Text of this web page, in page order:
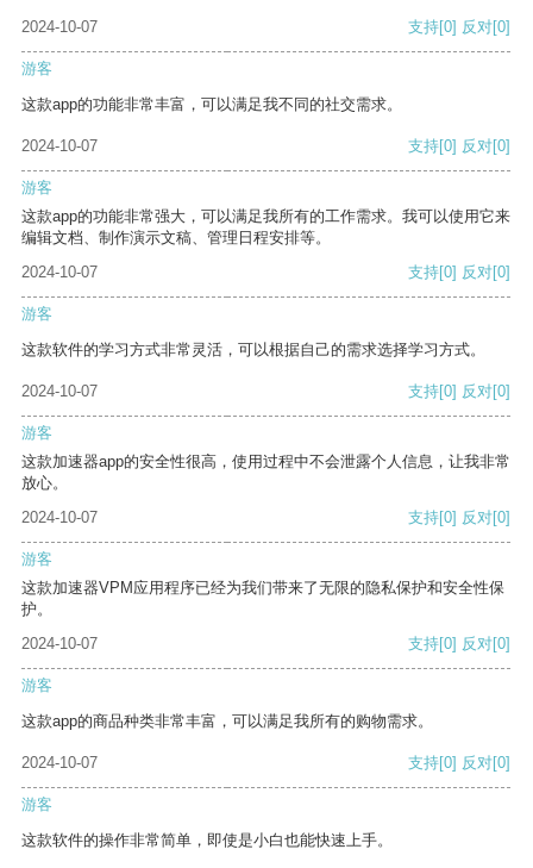
2024-10-07 支持[0] 反对[0]
游客
这款app的功能非常丰富，可以满足我不同的社交需求。
2024-10-07 支持[0] 反对[0]
游客
这款app的功能非常强大，可以满足我所有的工作需求。我可以使用它来
编辑文档、制作演示文稿、管理日程安排等。
2024-10-07
支持[0] 反对[0]
游客
这款软件的学习方式非常灵活，可以根据自己的需求选择学习方式。
2024-10-07 支持[0] 反对[0]
游客
这款加速器app的安全性很高，使用过程中不会泄露个人信息，让我非常
放心。
2024-10-07
支持[0] 反对[0]
游客
这款加速器VPM应用程序已经为我们带来了无限的隐私保护和安全性保
护。
2024-10-07
支持[0] 反对[0]
游客
这款app的商品种类非常丰富，可以满足我所有的购物需求。
2024-10-07 支持[0] 反对[0]
游客
这款软件的操作非常简单，即使是小白也能快速上手。